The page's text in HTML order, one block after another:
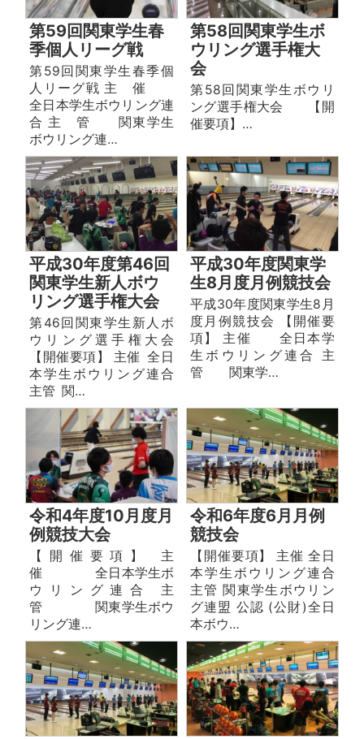
第59回関東学生春
季個人リーグ戦
第59回関東学生春季個
人リーグ戦 主 催
全日本学生ボウリング連
合 主 管 関東学生
ボウリング連…
第58回関東学生ボ
ウリング選手権大
会
第58回関東学生ボウリ
ング選手権大会 【開
催要項】…
平成30年度第46回
関東学生新人ボウ
リング選手権大会
第46回関東学生新人ボ
ウリング選手権大会
【開催要項】 主催 全日
本学生ボウリング連合
主管 関…
平成30年度関東学
生8月度月例競技会
平成30年度関東学生8月
度月例競技会 【開催要
項】 主催 全日本学
生ボウリング連合 主
管 関東学…
令和4年度10月度月
例競技大会
【開催要項】 主
催 全⽇本学⽣ボ
ウリング連合 主
管 関東学⽣ボウ
リング連…
令和6年度6月月例
競技会
【開催要項】 主催 全日
本学生ボウリング連合
主管 関東学生ボウリン
グ連盟 公認 (公財)全日
本ボウ…